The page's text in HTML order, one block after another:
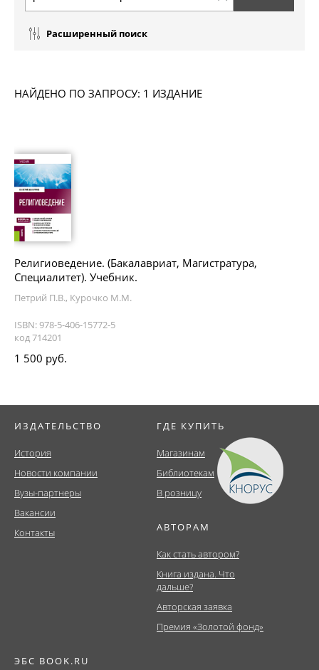
Расширенный поиск
НАЙДЕНО ПО ЗАПРОСУ: 1 ИЗДАНИЕ
Религиоведение. (Бакалавриат, Магистратура,
Специалитет). Учебник.
Петрий П.В., Курочко М.М.
ISBN: 978-5-406-15772-5
код 714201
1 500 руб.
ИЗДАТЕЛЬСТВО
История
Новости компании
Вузы-партнеры
Вакансии
Контакты
ГДЕ КУПИТЬ
Магазинам
Библиотекам
В розницу
АВТОРАМ
Как стать автором?
Книга издана. Что
дальше?
Авторская заявка
Премия «Золотой фонд»
ЭБС BOOK.RU